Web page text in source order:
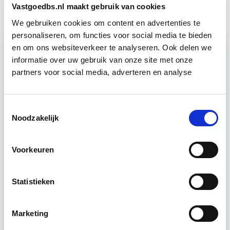
Vastgoedbs.nl maakt gebruik van cookies
We gebruiken cookies om content en advertenties te
personaliseren, om functies voor social media te bieden
en om ons websiteverkeer te analyseren. Ook delen we
informatie over uw gebruik van onze site met onze
partners voor social media, adverteren en analyse
Noodzakelijk
Voorkeuren
Statistieken
Marketing
Relevant bij dit artikel
Business Case voor Vastgoed- &
Tijdens deze opleiding leer je om integraal
komen voorbij, waarbij de…
15 Lesdagen lesdag(en)